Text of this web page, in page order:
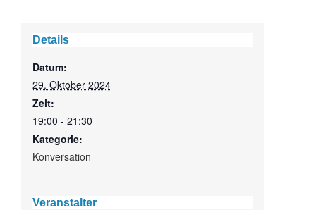
Details
Datum:
29. Oktober 2024
Zeit:
19:00 - 21:30
Kategorie:
Konversation
Veranstalter